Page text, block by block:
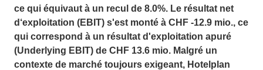
ce qui équivaut à un recul de 8.0%. Le résultat net
d‘exploitation (EBIT) s'est monté à CHF -12.9 mio., ce
qui correspond à un résultat d'exploitation apuré
(Underlying EBIT) de CHF 13.6 mio. Malgré un
contexte de marché toujours exigeant, Hotelplan